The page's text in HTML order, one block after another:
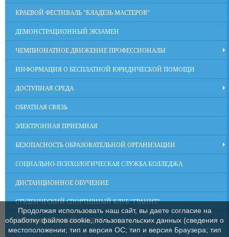
КРАЕВОЙ ФЕСТИВАЛЬ "КЛАДЕЗЬ МАСТЕРОВ"
ДЕМОНСТРАЦИОННЫЙ ЭКЗАМЕН
ЧЕМПИОНАТНОЕ ДВИЖЕНИЕ ПРОФЕССИОНАЛЫ
ИНФОРМАЦИЯ О БЕСПЛАТНОЙ ЮРИДИЧЕСКОЙ ПОМОЩИ
ДОСТУПНАЯ СРЕДА
ОБРАТНАЯ СВЯЗЬ
ЭЛЕКТРОННАЯ ПРИЕМНАЯ
БЕЗОПАСНОСТЬ ОБРАЗОВАТЕЛЬНОЙ ОРГАНИЗАЦИИ
СОЦИАЛЬНО-ПСИХОЛОГИЧЕСКАЯ СЛУЖБА КОЛЛЕДЖА
ДИСТАНЦИОННОЕ ОБУЧЕНИЕ
СТУДЕНЧЕСКИЙ СПОРТИВНЫЙ КЛУБ "ГРАНИТ"
ОБРАЗОВАТЕЛЬНЫЙ КРЕДИТ
Продолжая использовать наш сайт, вы даете согласие на
обработку файлов cookie, пользовательских данных (сведения о
местоположении; тип и версия ОС; тип и версия Браузера; тип